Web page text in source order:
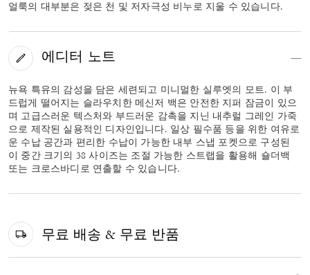
얼룩의 대부분은 젖은 천 및 저자극성 비누로 지울 수 있습니다.
에디터 노트
뉴욕 특유의 감성을 담은 세련되고 미니멀한 실루엣의 모트. 이 부
드럽게 떨어지는 슬라우치한 메신저 백은 안전한 지퍼 잠금이 있으
며 고급스러운 텍스처와 부드러운 감촉을 지닌 내추럴 그레인 가죽
으로 제작된 실용적인 디자인입니다. 일상 필수품 등을 위한 여유로
운 수납 공간과 편리한 수납이 가능한 내부 스냅 포켓으로 구성된
이 중간 크기의 38 사이즈는 조절 가능한 스트랩을 활용해 숄더백
또는 크로스바디로 연출할 수 있습니다.
무료 배송 & 무료 반품